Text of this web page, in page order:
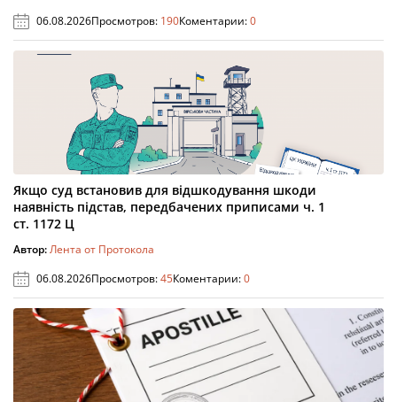
06.08.2026Просмотров: 190Коментарии:0
Якщо суд встановив для відшкодування шкоди
наявність підстав, передбачених приписами ч. 1
ст. 1172 Ц
Автор:Лента от Протокола
06.08.2026Просмотров:45Коментарии:0